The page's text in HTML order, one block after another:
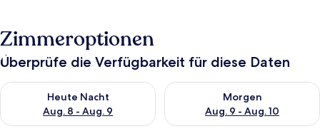
Zimmeroptionen
Überprüfe die Verfügbarkeit für diese Daten
Heute Nacht
Aug. 8 - Aug. 9
Überprüfe die Verfügbarkeit für heute Nacht, Aug. 8 - Aug. 9.
Morgen
Aug. 9 - Aug. 10
Überprüfe die Verfügbarkeit